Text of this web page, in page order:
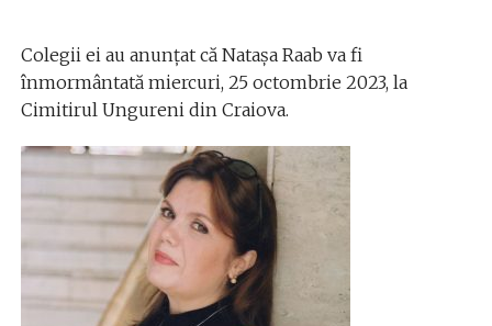
Colegii ei au anunțat că Natașa Raab va fi
înmormântată miercuri, 25 octombrie 2023, la
Cimitirul Ungureni din Craiova.